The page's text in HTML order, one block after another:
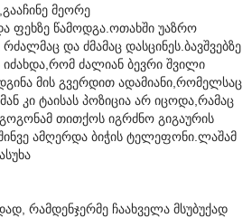
მეორე
ფეხზე წამოდგა.ოთახში უაზრო
და ძმამაც დასცინეს.ბავშვებზე
ძალიან ბევრი შვილი
მის გვერდით ადამიანი,რომელსაც
კი ტაისას პოზიცია არ იცოდა,რამაც
თითქოს იგრძნო გიგაურის
ამღერდა ბიჭის ტელეფონი.ლაშამ
რამდენჯერმე ჩაახველა მსუბუქად